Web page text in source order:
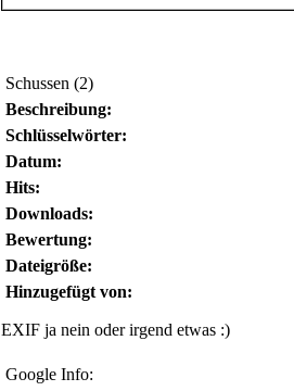
Schussen (2)
Beschreibung:
Schlüsselwörter:
Datum:
Hits:
Downloads:
Bewertung:
Dateigröße:
Hinzugefügt von:
EXIF ja nein oder irgend etwas :)
Google Info: